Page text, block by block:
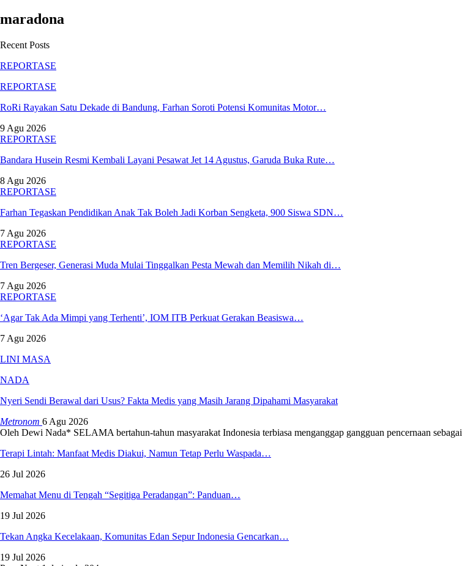
maradona
Recent Posts
REPORTASE
REPORTASE
RoRi Rayakan Satu Dekade di Bandung, Farhan Soroti Potensi Komunitas Motor…
9 Agu 2026
REPORTASE
Bandara Husein Resmi Kembali Layani Pesawat Jet 14 Agustus, Garuda Buka Rute…
8 Agu 2026
REPORTASE
Farhan Tegaskan Pendidikan Anak Tak Boleh Jadi Korban Sengketa, 900 Siswa SDN…
7 Agu 2026
REPORTASE
Tren Bergeser, Generasi Muda Mulai Tinggalkan Pesta Mewah dan Memilih Nikah di…
7 Agu 2026
REPORTASE
‘Agar Tak Ada Mimpi yang Terhenti’, IOM ITB Perkuat Gerakan Beasiswa…
7 Agu 2026
LINI MASA
NADA
Nyeri Sendi Berawal dari Usus? Fakta Medis yang Masih Jarang Dipahami Masyarakat
Metronom 6 Agu 2026
Oleh Dewi Nada* SELAMA bertahun-tahun masyarakat Indonesia terbiasa menganggap gangguan pencernaan sebagai
Terapi Lintah: Manfaat Medis Diakui, Namun Tetap Perlu Waspada…
26 Jul 2026
Memahat Menu di Tengah “Segitiga Peradangan”: Panduan…
19 Jul 2026
Tekan Angka Kecelakaan, Komunitas Edan Sepur Indonesia Gencarkan…
19 Jul 2026